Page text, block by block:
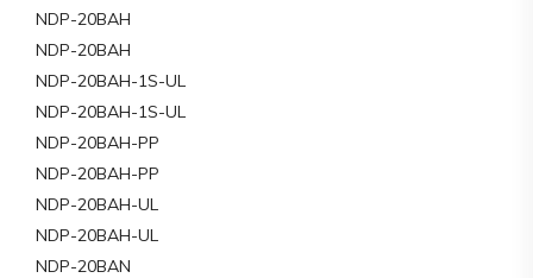
NDP-20BAH
NDP-20BAH
NDP-20BAH-1S-UL
NDP-20BAH-1S-UL
NDP-20BAH-PP
NDP-20BAH-PP
NDP-20BAH-UL
NDP-20BAH-UL
NDP-20BAN